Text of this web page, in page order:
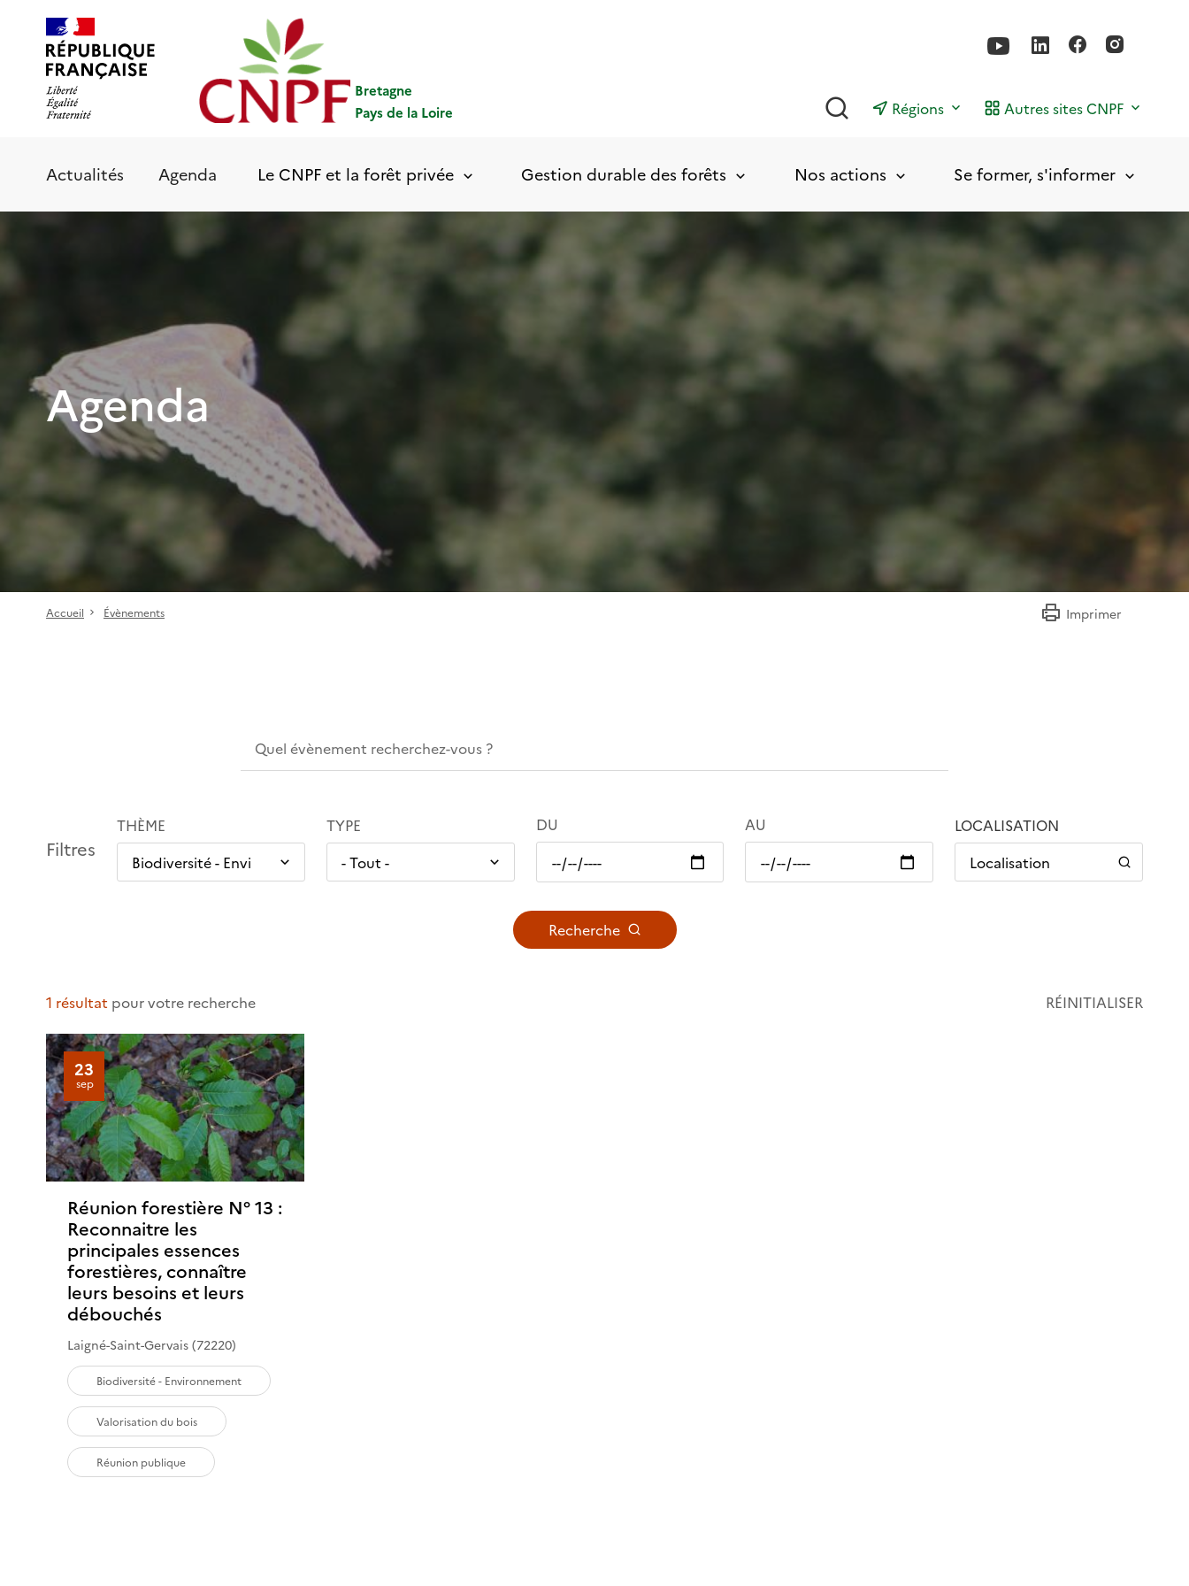
contenu
principal
Bretagne
Pays de la Loire
Rechercher
Régions Autres sites CNPF
Actualités Agenda Le CNPF et la forêt privée Gestion durable des forêts Nos actions Se former, s'informer
Agenda
Accueil Évènements Imprimer
Filtres
THÈME TYPE DU AU
LOCALISATION
Localisation
Recherche
1 résultat pour votre recherche RÉINITIALISER
23
sep
Réunion forestière N° 13 :
Reconnaitre les
principales essences
forestières, connaître
leurs besoins et leurs
débouchés
Laigné-Saint-Gervais (72220)
Biodiversité - Environnement
Valorisation du bois
Réunion publique